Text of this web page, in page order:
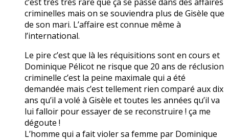
criminelles mais on se souviendra plus de Gisèle que
de son mari. L’affaire est connue même à
l’international.
Le pire c’est que là les réquisitions sont en cours et
Dominique Pélicot ne risque que 20 ans de réclusion
criminelle c’est la peine maximale qui a été
demandée mais c’est tellement rien comparé aux dix
ans qu’il a volé à Gisèle et toutes les années qu’il va
lui falloir pour essayer de se reconstruire ! ça me
dégoute !
L’homme qui a fait violer sa femme par Dominique